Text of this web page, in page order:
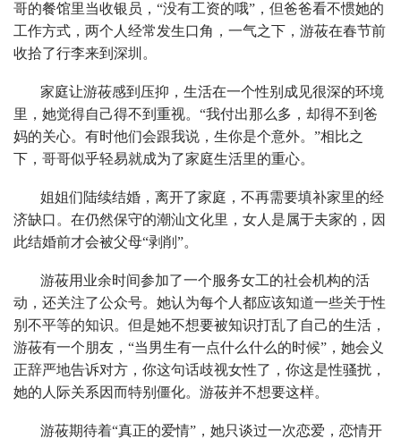
哥的餐馆里当收银员，“没有工资的哦”，但爸爸看不惯她的
工作方式，两个人经常发生口角，一气之下，游莜在春节前
收拾了行李来到深圳。
家庭让游莜感到压抑，生活在一个性别成见很深的环境
里，她觉得自己得不到重视。“我付出那么多，却得不到爸
妈的关心。有时他们会跟我说，生你是个意外。”相比之
下，哥哥似乎轻易就成为了家庭生活里的重心。
姐姐们陆续结婚，离开了家庭，不再需要填补家里的经
济缺口。在仍然保守的潮汕文化里，女人是属于夫家的，因
此结婚前才会被父母“剥削”。
游莜用业余时间参加了一个服务女工的社会机构的活
动，还关注了公众号。她认为每个人都应该知道一些关于性
别不平等的知识。但是她不想要被知识打乱了自己的生活，
游莜有一个朋友，“当男生有一点什么什么的时候”，她会义
正辞严地告诉对方，你这句话歧视女性了，你这是性骚扰，
她的人际关系因而特别僵化。游莜并不想要这样。
游莜期待着“真正的爱情”，她只谈过一次恋爱，恋情开